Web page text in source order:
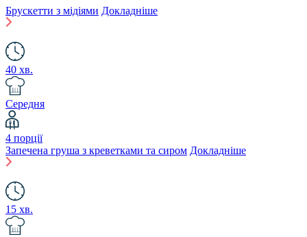
Брускетти з мідіями Докладніше
40 хв.
Середня
4 порції
Запечена груша з креветками та сиром Докладніше
15 хв.